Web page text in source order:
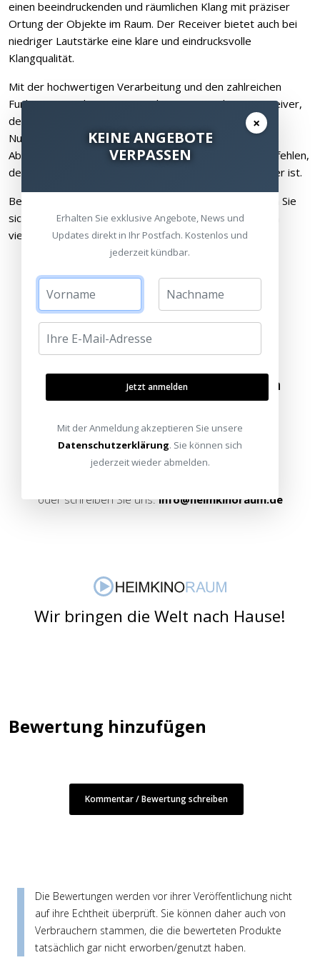
einen beeindruckenden und räumlichen Klang mit präziser
Ortung der Objekte im Raum. Der Receiver bietet auch bei
niedriger Lautstärke eine klare und eindrucksvolle
Klangqualität.
Mit der hochwertigen Verarbeitung und den zahlreichen
Funktionen ist der RX-A4A ein herausragender AV-Receiver,
der sowohl die Ansprüche von Tüftlern als auch die von
Nutzern, die eine einfache Bedienung wünschen, erfüllt.
Abschließend kann ich den Yamaha RX-A4A jedem empfehlen,
der auf der Suche nach einem erstklassigen AV-Receiver ist.
Besuchen Sie uns im HEIMKINORAUM und überzeugen Sie
sich selbst von seinem beeindruckenden Klang und den
vielfältigen Funktionen.
Besuchen Sie unsere Ausstellungen
Alle Standorte Termin vereinbaren
oder schreiben Sie uns:info@heimkinoraum.de
Wir bringen die Welt nach Hause!
Bewertung hinzufügen
Kommentar / Bewertung schreiben
Die Bewertungen werden vor ihrer Veröffentlichung nicht
auf ihre Echtheit überprüft. Sie können daher auch von
Verbrauchern stammen, die die bewerteten Produkte
tatsächlich gar nicht erworben/genutzt haben.
×
KEINE ANGEBOTE
VERPASSEN
Erhalten Sie exklusive Angebote, News und
Updates direkt in Ihr Postfach. Kostenlos und
jederzeit kündbar.
Jetzt anmelden
Mit der Anmeldung akzeptieren Sie unsere
Datenschutzerklärung. Sie können sich
jederzeit wieder abmelden.